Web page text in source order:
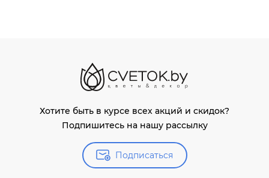
Хотите быть в курсе всех акций и скидок?
Подпишитесь на нашу рассылку
Подписаться